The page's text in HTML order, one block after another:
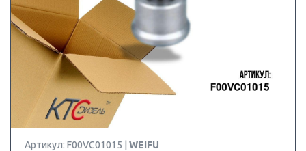
Артикул: F00VC01015 | WEIFU